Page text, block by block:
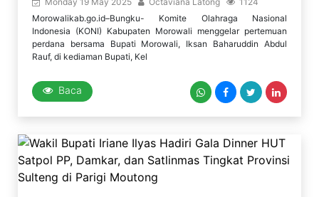
Morowalikab.go.id–Bungku- Komite Olahraga Nasional
Indonesia (KONI) Kabupaten Morowali menggelar pertemuan
perdana bersama Bupati Morowali, Iksan Baharuddin Abdul
Rauf, di kediaman Bupati, Kel
Baca